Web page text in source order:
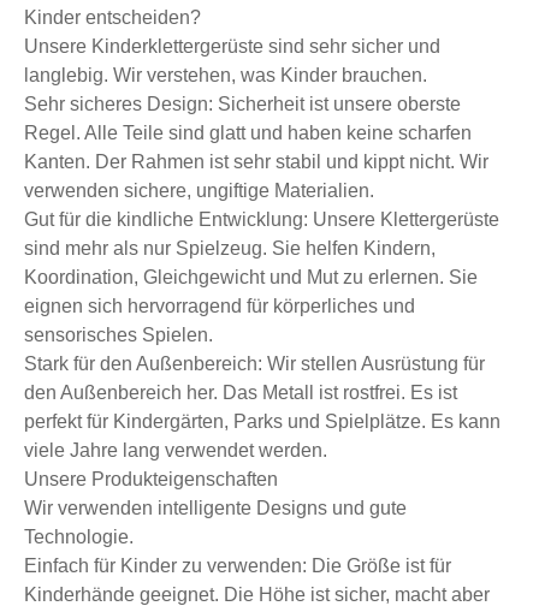
Kinder entscheiden?
Unsere Kinderklettergerüste sind sehr sicher und
langlebig. Wir verstehen, was Kinder brauchen.
Sehr sicheres Design: Sicherheit ist unsere oberste
Regel. Alle Teile sind glatt und haben keine scharfen
Kanten. Der Rahmen ist sehr stabil und kippt nicht. Wir
verwenden sichere, ungiftige Materialien.
Gut für die kindliche Entwicklung: Unsere Klettergerüste
sind mehr als nur Spielzeug. Sie helfen Kindern,
Koordination, Gleichgewicht und Mut zu erlernen. Sie
eignen sich hervorragend für körperliches und
sensorisches Spielen.
Stark für den Außenbereich: Wir stellen Ausrüstung für
den Außenbereich her. Das Metall ist rostfrei. Es ist
perfekt für Kindergärten, Parks und Spielplätze. Es kann
viele Jahre lang verwendet werden.
Unsere Produkteigenschaften
Wir verwenden intelligente Designs und gute
Technologie.
Einfach für Kinder zu verwenden: Die Größe ist für
Kinderhände geeignet. Die Höhe ist sicher, macht aber